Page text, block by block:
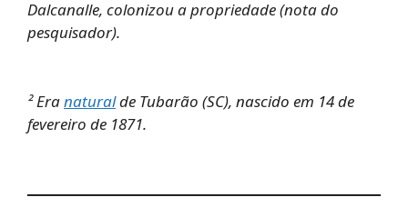
Dalcanalle, colonizou a propriedade (nota do
pesquisador).
² Eranaturalde Tubarão (SC), nascido em 14 de
fevereiro de 1871.